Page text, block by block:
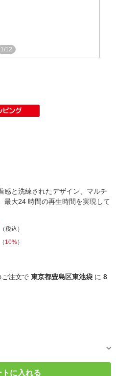
1/12
感と洗練されたデザイン、マルチ
最大24 時間の再生時間を実現して
（税込）
（ 10%）
ご注文で 東京都豊島区東池袋 に 8
トに入れる